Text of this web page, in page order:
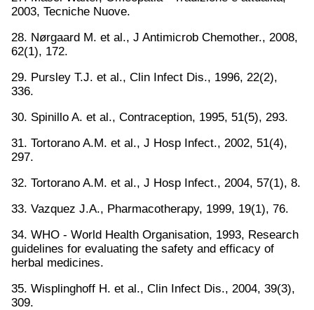
2003, Tecniche Nuove.
28. Nørgaard M. et al., J Antimicrob Chemother., 2008,
62(1), 172.
29. Pursley T.J. et al., Clin Infect Dis., 1996, 22(2),
336.
30. Spinillo A. et al., Contraception, 1995, 51(5), 293.
31. Tortorano A.M. et al., J Hosp Infect., 2002, 51(4),
297.
32. Tortorano A.M. et al., J Hosp Infect., 2004, 57(1), 8.
33. Vazquez J.A., Pharmacotherapy, 1999, 19(1), 76.
34. WHO - World Health Organisation, 1993, Research
guidelines for evaluating the safety and efficacy of
herbal medicines.
35. Wisplinghoff H. et al., Clin Infect Dis., 2004, 39(3),
309.